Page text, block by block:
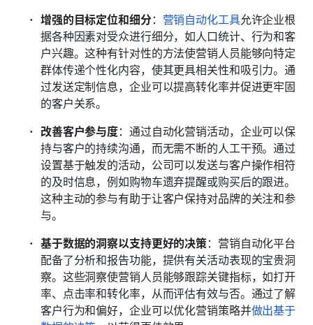
增强的目标定位和细分： 营销自动化工具允许企业根
据各种因素对受众进行细分，如人口统计、行为和客
户兴趣。这种有针对性的方法使营销人员能够向特定
群体传递个性化内容，使其更具相关性和吸引力。通
过发送定制信息，企业可以提高转化率并促进更牢固
的客户关系。
改善客户参与度：通过自动化营销活动，企业可以保
持与客户的持续沟通，而无需不断的人工干预。通过
设置基于触发的活动，公司可以发送与客户操作相符
的及时信息，例如购物车遗弃提醒或购买后的跟进。
这种主动的参与有助于让客户保持对品牌的关注和参
与。
基于数据的洞察以支持更好的决策：营销自动化平台
配备了分析和报告功能，提供有关活动表现的宝贵洞
察。这些洞察使营销人员能够跟踪关键指标，如打开
率、点击率和转化率，从而评估有效与否。通过了解
客户行为和偏好，企业可以优化营销策略并做出基于